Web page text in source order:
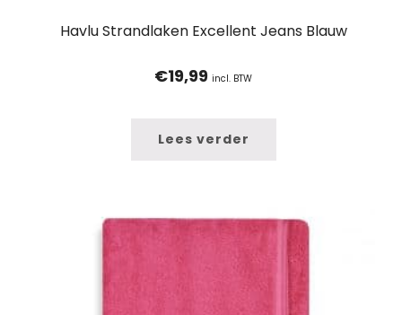
Havlu Strandlaken Excellent Jeans Blauw
€19,99 incl. BTW
Lees verder